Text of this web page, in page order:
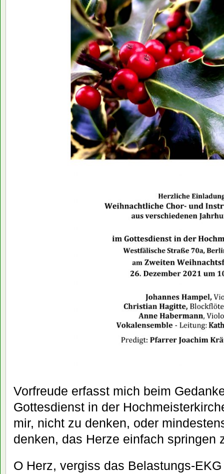
Vorfreude erfasst mich beim
Gottesdienst in der
mir, nicht zu denken, oder
denken, das Herze einfach springen
O Herz, vergiss das Belastungs-